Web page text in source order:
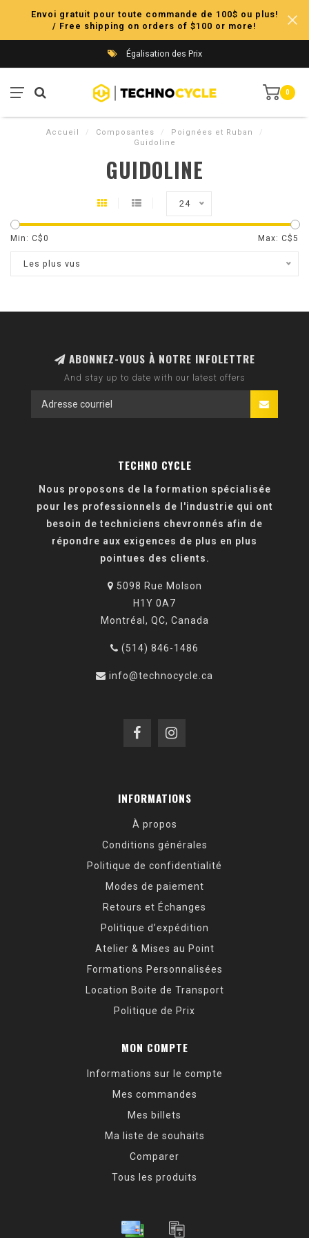
Envoi gratuit pour toute commande de 100$ ou plus!
/ Free shipping on orders of $100 or more!
Égalisation des Prix
0
Accueil / Composantes / Poignées et Ruban
/
Guidoline
GUIDOLINE
24
Min: C$0 Max: C$5
Les plus vus
ABONNEZ-VOUS À NOTRE INFOLETTRE
And stay up to date with our latest offers
TECHNO CYCLE
Nous proposons de la formation spécialisée
pour les professionnels de l'industrie qui ont
besoin de techniciens chevronnés afin de
répondre aux exigences de plus en plus
pointues des clients.
5098 Rue Molson
H1Y 0A7
Montréal, QC, Canada
(514) 846-1486
info@technocycle.ca
INFORMATIONS
À propos
Conditions générales
Politique de confidentialité
Modes de paiement
Retours et Échanges
Politique d’expédition
Atelier & Mises au Point
Formations Personnalisées
Location Boite de Transport
Politique de Prix
MON COMPTE
Informations sur le compte
Mes commandes
Mes billets
Ma liste de souhaits
Comparer
Tous les produits